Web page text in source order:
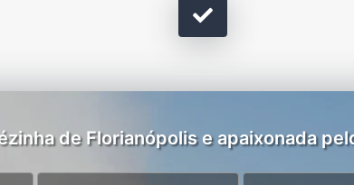
de Florianópolis e apaixonada